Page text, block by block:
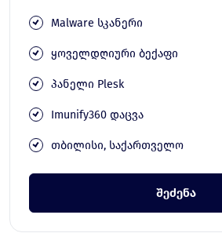
Malware სკანერი
ყოველდღიური ბექაფი
პანელი Plesk
Imunify360 დაცვა
თბილისი, საქართველო
შეძენა